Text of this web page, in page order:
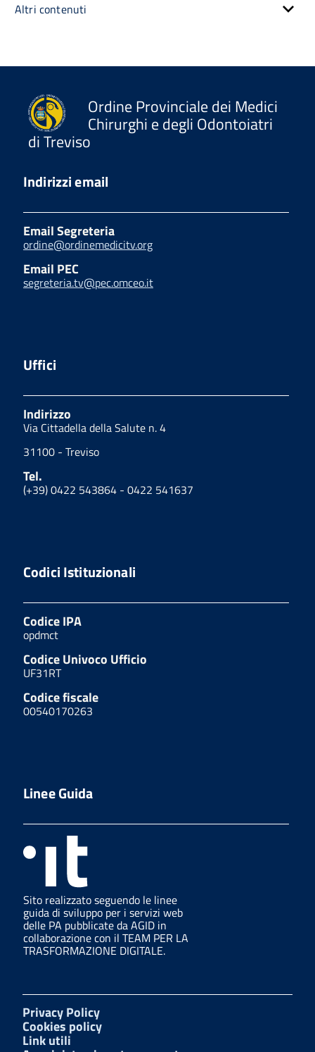
Altri contenuti
Ordine Provinciale dei Medici
Chirurghi e degli Odontoiatri
di Treviso
Indirizzi email
Email Segreteria
ordine@ordinemedicitv.org
Email PEC
segreteria.tv@pec.omceo.it
Uffici
Indirizzo
Via Cittadella della Salute n. 4
31100 - Treviso
Tel.
(+39) 0422 543864 - 0422 541637
Codici Istituzionali
Codice IPA
opdmct
Codice Univoco Ufficio
UF31RT
Codice fiscale
00540170263
Linee Guida
Sito realizzato seguendo le linee
guida di sviluppo per i servizi web
delle PA pubblicate da AGID in
collaborazione con il TEAM PER LA
TRASFORMAZIONE DIGITALE.
Privacy Policy
Cookies policy
Link utili